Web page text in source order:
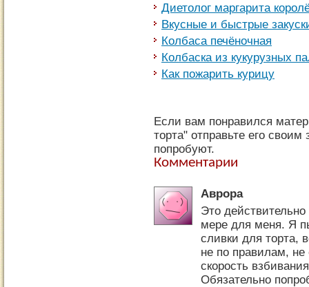
Диетолог маргарита
Вкусные и быстрые
Колбаса печёночная
Колбаска из кукурузных
Как пожарить курицу
Если вам понравился
торта" отправьте его
попробуют.
Комментарии
Аврора
Это
мере для меня. Я
сливки для торта,
не по правилам, не
скорость
Обязательно